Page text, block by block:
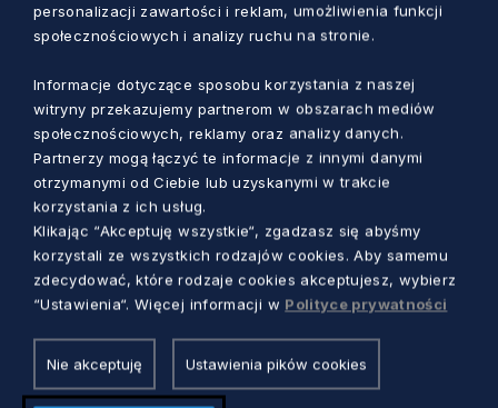
względu na długotrwałą izolację wywołaną
pandemią, zostały pozbawione właściwych
warunków do prawidłowego rozwoju
społecznego i psychicznego oraz wymagają
wsparcia w szeroko rozumianym obszarze
zdrowia psychicznego.
Efektem projektu będą między innymi:
stworzenie przejrzystego systemu informacji o
dostępnych usługach społecznych na rzecz
psychicznego;
integracja działań systemu ochrony zdrowia
personalizacji zawartości i reklam, umożliwienia funkcji
społecznościowych i analizy ruchu na stronie.
Informacje dotyczące sposobu korzystania z naszej
witryny przekazujemy partnerom w obszarach mediów
społecznościowych, reklamy oraz analizy danych.
Partnerzy mogą łączyć te informacje z innymi danymi
otrzymanymi od Ciebie lub uzyskanymi w trakcie
korzystania z ich usług.
Klikając “Akceptuję wszystkie“, zgadzasz się abyśmy
korzystali ze wszystkich rodzajów cookies. Aby samemu
zdecydować, które rodzaje cookies akceptujesz, wybierz
“Ustawienia“. Więcej informacji w Polityce prywatności
Nie akceptuję Ustawienia pików cookies